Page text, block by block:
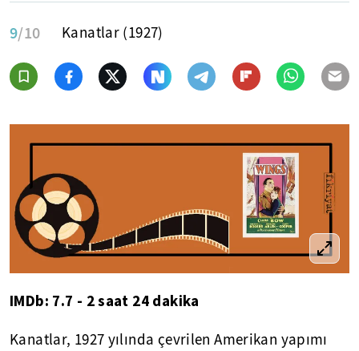
9/10 Kanatlar (1927)
IMDb: 7.7 - 2 saat 24 dakika
Kanatlar, 1927 yılında çevrilen Amerikan yapımı